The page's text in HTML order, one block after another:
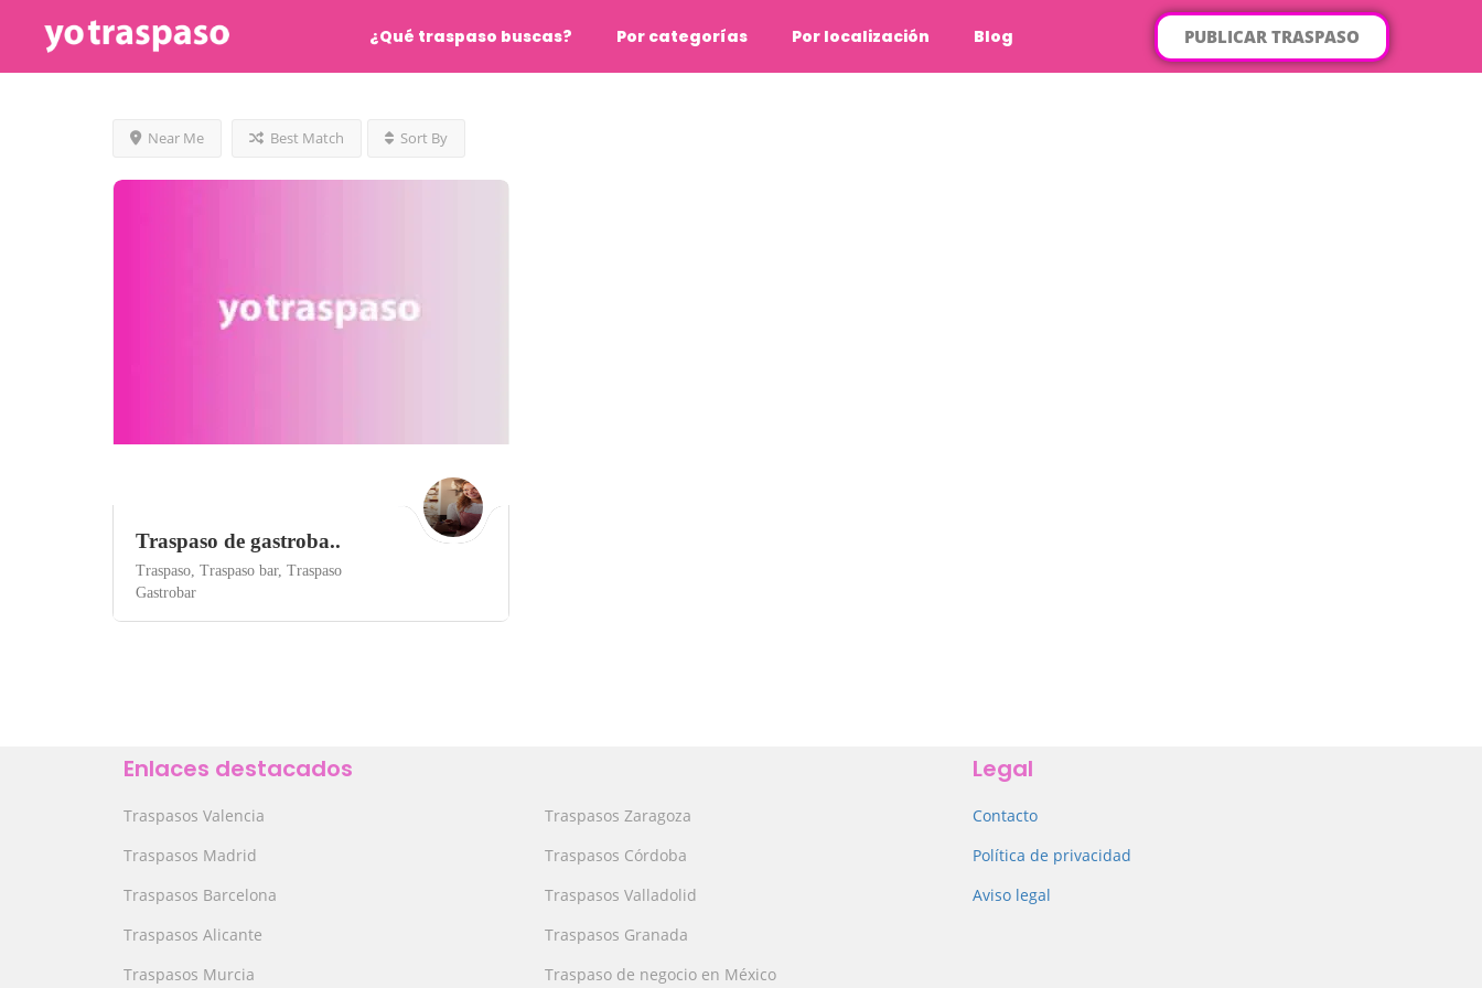
¿Qué traspaso buscas? Por categorías Por localización Blog PUBLICAR TRASPASO
Near Me Best Match Sort By
Traspaso de gastroba..
Traspaso, Traspaso bar, Traspaso
Gastrobar
Enlaces destacados
Traspasos Valencia
Traspasos Madrid
Traspasos Barcelona
Traspasos Alicante
Traspasos Murcia
Traspasos Zaragoza
Traspasos Córdoba
Traspasos Valladolid
Traspasos Granada
Traspaso de negocio en México
Legal
Contacto
Política de privacidad
Aviso legal